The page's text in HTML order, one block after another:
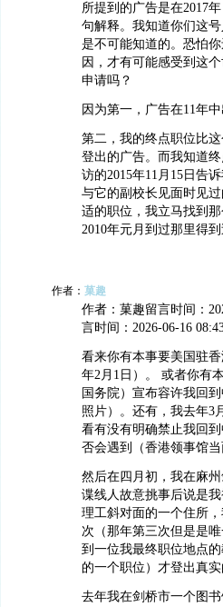
所提到的广告是在2017
句解释。我知道你们这
是不可能知道的。恐怕
因，才有可能感受到这
申请吗？
因为第一，广告在11年
第二，我的终点职位比
登出的广告。而我知道
访的2015年11月15日告
与它的副校长见面时见
适的职位，我立马找到
2010年元月到过那里得
作者： 菓趣
作者：菓趣留言时间：
言时间：2026-06-16
看来你有本事要美国驻
年2月1日）。 或者你有
国务院）宣布容许我回
照片）。还有，我去年3
看有没有明确禁止我回
否会遇到（香港领事馆
然后在四月初，我在麻
谍线人故意挑事后说是
理工斜对面的一个住所
次（那年第三次但是是
到一位我最终职位地点
的一个职位）才登出真
去年我在剑桥市一个图